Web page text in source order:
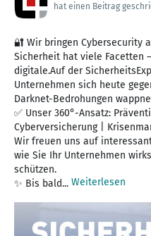
hat einen Beitrag
🔐 Wir bringen Cybersecurity
Sicherheit hat viele Facetten
digitale.Auf der
Unternehmen sich heute
Darknet-Bedrohungen
✅ Unser 360°-Ansatz:
Cyberversicherung |
Wir freuen uns auf
wie Sie Ihr Unternehmen
schützen.
✨ Bis bald... Weiterlesen